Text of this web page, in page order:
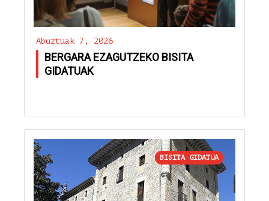
Abuztuak 7, 2026
BERGARA EZAGUTZEKO BISITA
GIDATUAK
BISITA GIDATUA